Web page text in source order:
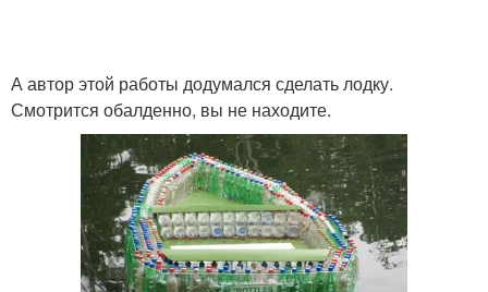
А автор этой работы додумался сделать лодку.
Смотрится обалденно, вы не находите.